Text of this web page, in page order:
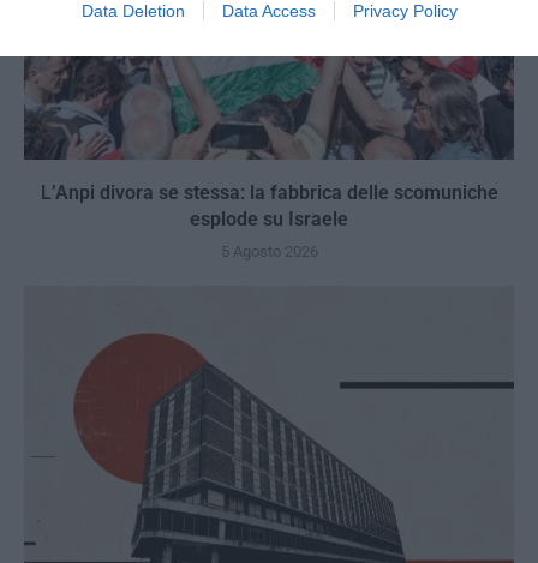
Data Deletion Data Access Privacy Policy
L’Anpi divora se stessa: la fabbrica delle scomuniche
esplode su Israele
5 Agosto 2026